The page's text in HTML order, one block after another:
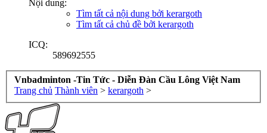
Nội dung:
Tìm tất cả nội dung bởi kerargoth
Tìm tất cả chủ đề bởi kerargoth
ICQ:
589692555
Vnbadminton -Tin Tức - Diễn Đàn Cầu Lông Việt Nam
Trang chủ Thành viên > kerargoth >